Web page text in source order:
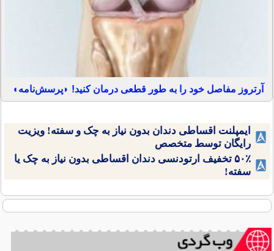
آرتروز مفاصل خود را به طور قطعی درمان کنید! ◗پرسش‌نامه◖
ایمپلنت اقساطی دندان بدون نیاز به چک و سفته! ویزیت
رایگان توسط متخصص
۵۰٪ تخفیف ارتودنسی دندان اقساطی بدون نیاز به چک یا
سفته!